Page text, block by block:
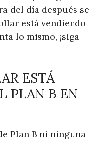
del día después se
está vendiendo
lo mismo, ¡siga
ESTÁ
PLAN B EN
Plan B ni ninguna